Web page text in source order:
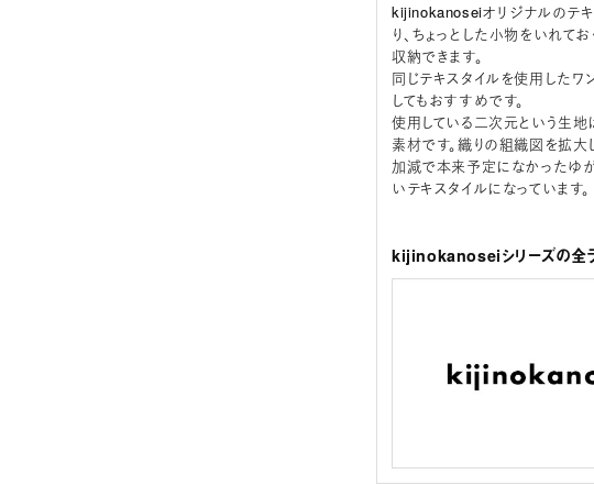
kijinokanoseiオリジナルのテキ
り、ちょっとした小物をいれて
収納できます。
同じテキスタイルを使用したワ
してもおすすめです。
使用している二次元という生地
素材です。織りの組織図を拡大
加減で本来予定になかったゆ
いテキスタイルになっています。
kijinokanoseiシリーズの全ラ